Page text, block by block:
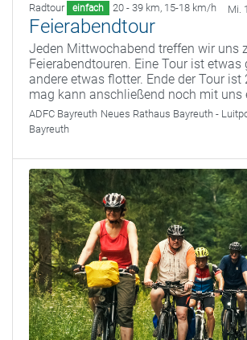
Radtour einfach 20 - 39 km, 15-18 km/h Mi.
Feierabendtour
Jeden Mittwochabend treffen wir uns
Feierabendtouren. Eine Tour ist
andere etwas flotter. Ende der Tour ist
mag kann anschließend noch mit uns
ADFC Bayreuth Neues Rathaus Bayreuth -
Bayreuth